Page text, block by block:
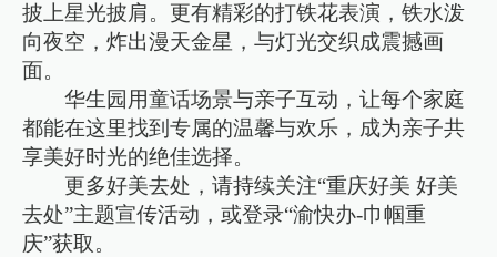
披上星光披肩。更有精彩的打铁花表演，铁水泼
向夜空，炸出漫天金星，与灯光交织成震撼画
面。
华生园用童话场景与亲子互动，让每个家庭
都能在这里找到专属的温馨与欢乐，成为亲子共
享美好时光的绝佳选择。
更多好美去处，请持续关注“重庆好美 好美
去处”主题宣传活动，或登录“渝快办-巾帼重
庆”获取。